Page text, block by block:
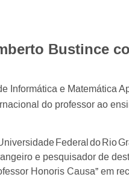
Bustince
Informática e Matemática
do professor ao
Federal do Rio
e pesquisador de
Honoris Causa” em